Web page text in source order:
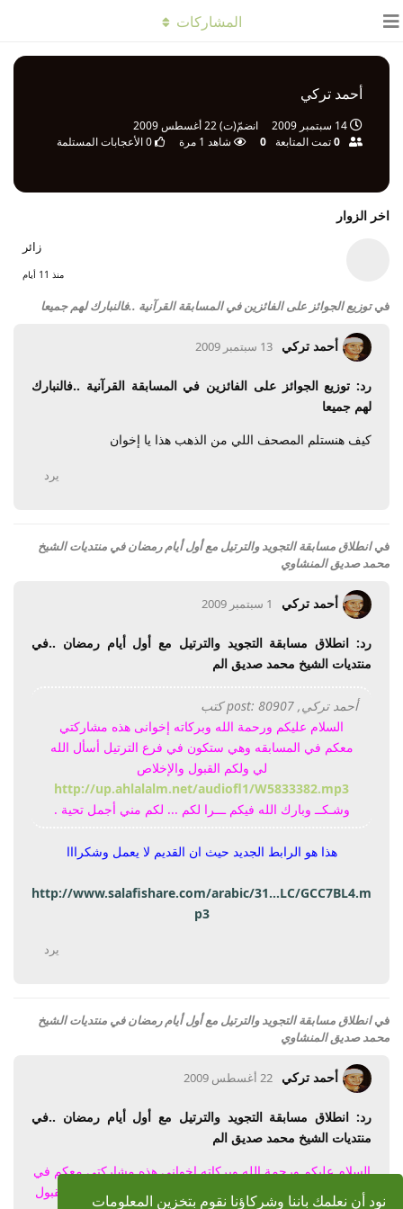
نود أن نعلمك باننا وشركاؤنا نقوم بتخزين المعلومات
أحمد تركي
14 سبتمبر 2009 انضمّ(ت)22 أغسطس 2009
0تمت المتابعة 0 شاهد 1 مرة 0الأعجابات المستلمة
المشاركات
اخر الزوار
زائر
منذ 11 أيام
فيتوزيع الجوائز على الفائزين في المسابقة القرآنية ..فالنبارك لهم جميعا
أحمد تركي 13 سبتمبر 2009
رد: توزيع الجوائز على الفائزين في المسابقة القرآنية ..فالنبارك
لهم جميعا
كيف هنستلم المصحف اللي من الذهب هذا يا إخوان
يرد
فيانطلاق مسابقة التجويد والترتيل مع أول أيام رمضان في منتديات الشيخ
محمد صديق المنشاوي
أحمد تركي 1 سبتمبر 2009
رد: انطلاق مسابقة التجويد والترتيل مع أول أيام رمضان ..في
منتديات الشيخ محمد صديق الم
أحمد تركي, post: 80907 كتب
السلام عليكم ورحمة الله وبركاته إخوانى هذه مشاركتي
معكم في المسابقه وهي ستكون في فرع الترتيل أسأل الله
لي ولكم القبول والإخلاص
http://up.ahlalalm.net/audiofl1/W5833382.mp3
وشـكــ وبارك الله فيكم ـــرا لكم ... لكم مني أجمل تحية .
هذا هو الرابط الجديد حيث ان القديم لا يعمل وشكرااا
http://www.salafishare.com/arabic/31...LC/GCC7BL4.m
p3
يرد
فيانطلاق مسابقة التجويد والترتيل مع أول أيام رمضان في منتديات الشيخ
محمد صديق المنشاوي
أحمد تركي 22 أغسطس 2009
رد: انطلاق مسابقة التجويد والترتيل مع أول أيام رمضان ..في
منتديات الشيخ محمد صديق الم
السلام عليكم ورحمة الله وبركاته إخوانى هذه مشاركتي معكم في
المسابقه وهي ستكون في فرع الترتيل أسأل الله لي ولكم القبول